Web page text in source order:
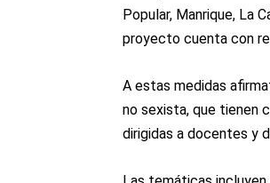
Popular, Manrique, La
proyecto cuenta con
A estas medidas
no sexista, que tienen
dirigidas a docentes y